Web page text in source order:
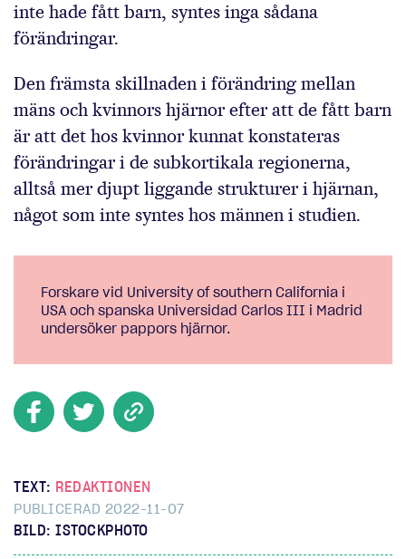
inte hade fått barn, syntes inga sådana
förändringar.
Den främsta skillnaden i förändring mellan
mäns och kvinnors hjärnor efter att de fått barn
är att det hos kvinnor kunnat konstateras
förändringar i de subkortikala regionerna,
alltså mer djupt liggande strukturer i hjärnan,
något som inte syntes hos männen i studien.
Forskare vid University of southern California i
USA och spanska Universidad Carlos III i Madrid
undersöker pappors hjärnor.
TEXT: REDAKTIONEN
PUBLICERAD 2022-11-07
BILD: ISTOCKPHOTO